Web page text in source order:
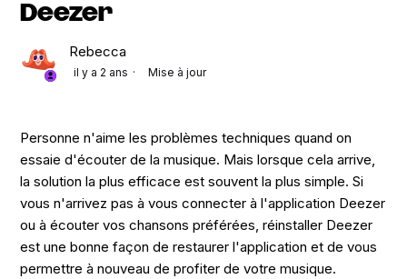
Deezer
Rebecca
il y a 2 ans Mise à jour
Personne n'aime les problèmes techniques quand on
essaie d'écouter de la musique. Mais lorsque cela arrive,
la solution la plus efficace est souvent la plus simple. Si
vous n'arrivez pas à vous connecter à l'application Deezer
ou à écouter vos chansons préférées, réinstaller Deezer
est une bonne façon de restaurer l'application et de vous
permettre à nouveau de profiter de votre musique.